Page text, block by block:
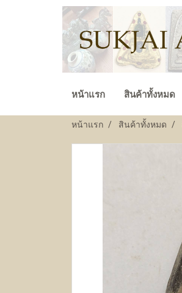
หน้าแรก สินค้าทั้งหมด
หน้าแรก สินค้าทั้งหมด